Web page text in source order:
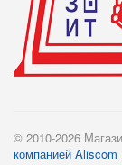
© 2010-2026
компанией Aliscom